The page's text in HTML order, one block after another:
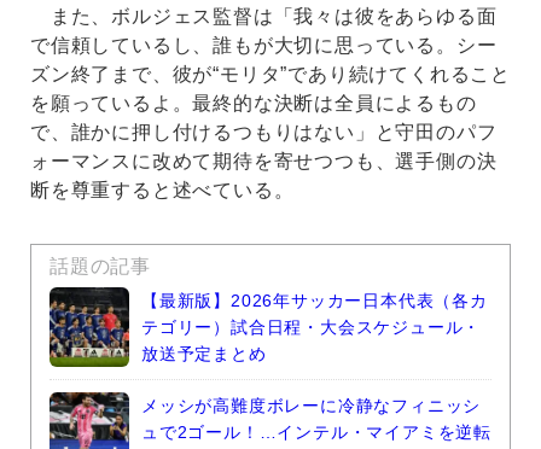
また、ボルジェス監督は「我々は彼をあらゆる面
で信頼しているし、誰もが大切に思っている。シー
ズン終了まで、彼が“モリタ”であり続けてくれること
を願っているよ。最終的な決断は全員によるもの
で、誰かに押し付けるつもりはない」と守田のパフ
ォーマンスに改めて期待を寄せつつも、選手側の決
断を尊重すると述べている。
話題の記事
【最新版】2026年サッカー日本代表（各カ
テゴリー）試合日程・大会スケジュール・
放送予定まとめ
メッシが高難度ボレーに冷静なフィニッシ
ュで2ゴール！…インテル・マイアミを逆転